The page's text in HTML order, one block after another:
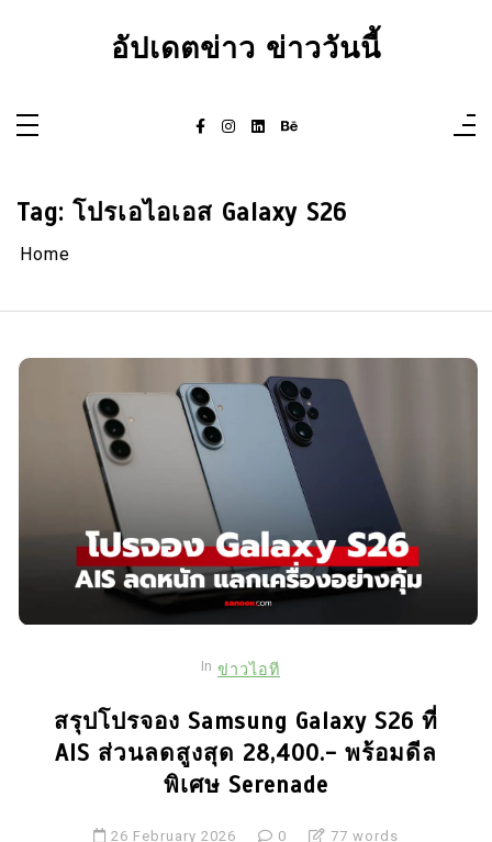
อัปเดตข่าว ข่าววันนี้
Tag: โปรเอไอเอส Galaxy S26
Home
In ข่าวไอที
สรุปโปรจอง Samsung Galaxy S26 ที่
AIS ส่วนลดสูงสุด 28,400.- พร้อมดีล
พิเศษ Serenade
26 February 2026 0 77 words